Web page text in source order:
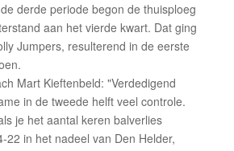
derde periode begon de thuisploeg
aan het vierde kwart. Dat ging
Jumpers, resulterend in de eerste
Mart Kieftenbeld: "Verdedigend
in de tweede helft veel controle.
je het aantal keren balverlies
22 in het nadeel van Den Helder,